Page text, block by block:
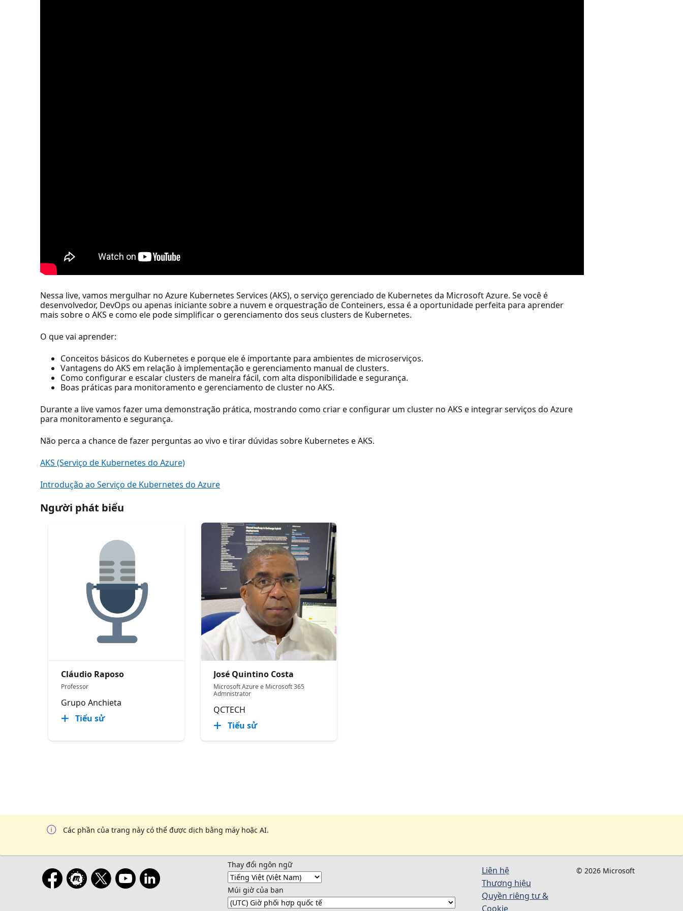
Nessa live, vamos mergulhar no Azure Kubernetes Services (AKS), o serviço gerenciado de Kubernetes da Microsoft Azure. Se você é
desenvolvedor, DevOps ou apenas iniciante sobre a nuvem e orquestração de Conteiners, essa é a oportunidade perfeita para aprender
mais sobre o AKS e como ele pode simplificar o gerenciamento dos seus clusters de Kubernetes.
O que vai aprender:
Conceitos básicos do Kubernetes e porque ele é importante para ambientes de microserviços.
Vantagens do AKS em relação à implementação e gerenciamento manual de clusters.
Como configurar e escalar clusters de maneira fácil, com alta disponibilidade e segurança.
Boas práticas para monitoramento e gerenciamento de cluster no AKS.
Durante a live vamos fazer uma demonstração prática, mostrando como criar e configurar um cluster no AKS e integrar serviços do Azure
para monitoramento e segurança.
Não perca a chance de fazer perguntas ao vivo e tirar dúvidas sobre Kubernetes e AKS.
AKS (Serviço de Kubernetes do Azure)
Introdução ao Serviço de Kubernetes do Azure
Người phát biểu
Cláudio Raposo
Professor
Grupo Anchieta
Tiểu sử
José Quintino Costa
Microsoft Azure e Microsoft 365
Admnistrator
QCTECH
Tiểu sử
Các phần của trang này có thể được dịch bằng máy hoặc AI.
Thay đổi ngôn ngữ
Múi giờ của bạn
Liên hệ
Thương hiệu
Quyền riêng tư &
Cookie
© 2026 Microsoft